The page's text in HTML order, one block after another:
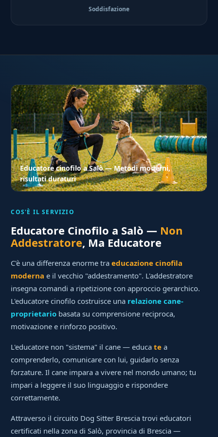
Soddisfazione
Educatore cinofilo a Salò — Metodi moderni,
risultati duraturi
COS'È IL SERVIZIO
Educatore Cinofilo a Salò — Non
Addestratore, Ma Educatore
C'è una differenza enorme traeducazione cinofila
moderna e il vecchio "addestramento". L'addestratore
insegna comandi a ripetizione con approccio gerarchico.
L'educatore cinofilo costruisce una relazione cane-
proprietario basata su comprensione reciproca,
motivazione e rinforzo positivo.
L'educatore non "sistema" il cane — educate a
comprenderlo, comunicare con lui, guidarlo senza
forzature. Il cane impara a vivere nel mondo umano; tu
impari a leggere il suo linguaggio e rispondere
correttamente.
Attraverso il circuito Dog Sitter Brescia trovi educatori
certificati nella zona di Salò, provincia di Brescia —